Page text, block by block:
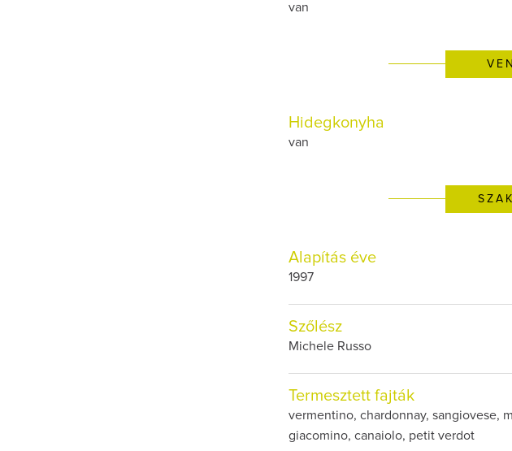
van
Hidegkonyha
van
Alapítás éve
1997
Szőlész
Michele Russo
Termesztett fajták
vermentino, chardonnay, sangiovese,
giacomino, canaiolo, petit verdot